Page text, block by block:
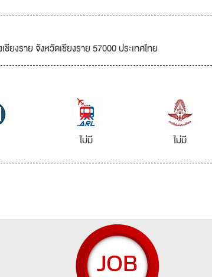
ยงราย จังหวัดเชียงราย 57000 ประเทศไทย
ไม่มี ไม่มี